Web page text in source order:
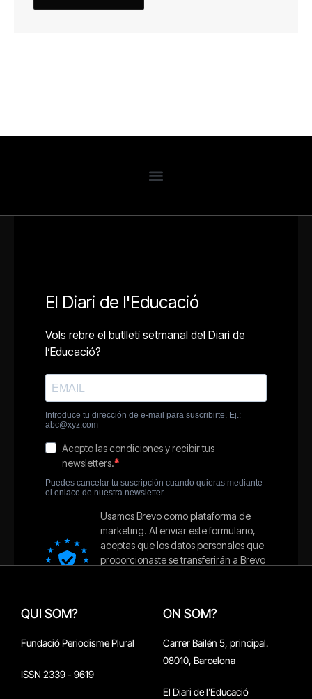
QUI SOM?
Fundació Periodisme Plural
ISSN 2339 - 9619
ON SOM?
Carrer Bailén 5, principal.
08010, Barcelona
El Diari de l'Educació